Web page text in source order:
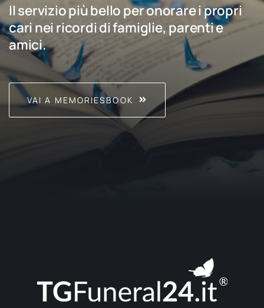
Il servizio più bello per onorare i propri
cari nei ricordi di famiglie, parenti e
amici.
VAI A MEMORIESBOOK